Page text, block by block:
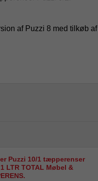
af Puzzi 8 med tilkøb af
Puzzi 10/1 tæpperenser
LTR TOTAL Møbel &